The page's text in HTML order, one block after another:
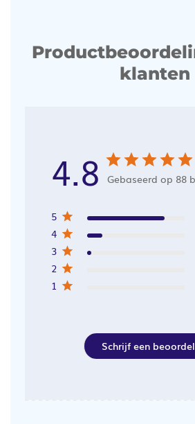
klanten
4.8 Gebaseerd op 88
5
4
3
2
1
Schrijf een